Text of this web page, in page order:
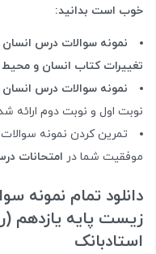
خوب است بدانید:
نمونه سوالات درس
تغییرات کتاب انسان و
نمونه سوالات درس
نوبت اول و نوبت دوم ارائه
تمرین کردن نمونه
موفقیت شما در امتحانات
دانلود تمام نمونه
زیست پایه یازدهم
استادبانک